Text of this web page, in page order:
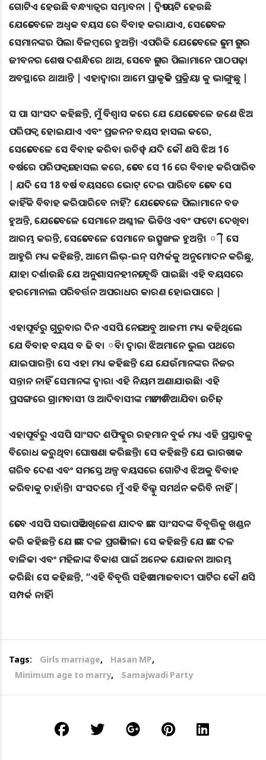
ଗୋଟିଏ ହେଉଛି ବନ୍ଧ୍ୟାତ୍ୱର ସମ୍ଭାବନା | ଦ୍ୱିତୀୟଟି ହେଉଛି
ଯେତେବେଳେ ଅଧ୍ବକ ବୟସ ରେ ବିବାହ କରାଯାଏ, ସେତେବେଳ
ସେମାନଙ୍କର ପିଲା ବିଳମ୍ବରେ ହୁଅନ୍ତି। ଏପରିକି ଯେତେବେଳେ ତୁମେ ତୁମର
ଜୀବନର ଶେଷ ଦଶନ୍ଧିରେ ଥାଅ, ସେବେ ତୁମର ପିଲାମାନେ ପାଠପଢ଼ା
ଅବସ୍ଥାରେ ଥାଆନ୍ତି | ଏହାଦ୍ବାରା ଆମେ ପ୍ରାକୃତିକ ପ୍ରକ୍ରିୟା କୁ ଭାଙ୍ଗୁଛୁ |
ସ ପା ସାଂସଦ କହିଛନ୍ତି, ମୁଁ ବିଶ୍ୱାସ କରେ ଯେ ଯେତେବେଳେ ଜଣେ ଝିଅ
ପରିପକ୍ୱ ହୋଇଯାଏ ଏବଂ ପ୍ରଜନନ ବୟସ ହାସଲ କରେ,
ସେତେବେଳେ ସେ ବିବାହ କରିବା ଉଚିତ୍ | ଯଦି କୌ ଣସି ଝିଅ 16
ବର୍ଷରେ ପରିପକ୍ୱତା ହାସଲ କରେ, ତେବେ ସେ 16 ରେ ବିବାହ କରିପାରିବ
| ଯଦି ସେ 18 ବର୍ଷ ବୟସରେ ଭୋଟ୍ ଦେଇ ପାରିବେ ତେବେ ସେ
କାହିଁକି ବିବାହ କରିପାରିବେ ନାହିଁ? ଯେତେବେଳେ ପିଲାମାନେ ବଡ
ହୁଅନ୍ତି, ଯେତେବେଳେ ସେମାନେ ଅଶ୍ଳୀଳ ଭିଡିଓ ଏବଂ ଫଟୋ ଦେଖିବା
ଆରମ୍ଭ କରନ୍ତି, ସେତେବେଳେ ସେମାନେ ଉତ୍ସୃଙ୍ଖଳ ହୁଅନ୍ତି। ିିିିିିିିିିିି | ସେ
ଆହୁରି ମଧ୍ୟ କହିଛନ୍ତି, ଆମେ ଲିଭ୍-ଇନ୍ ସମ୍ପର୍କକୁ ଅନୁମୋଦନ କରିଛୁ,
ଯାହା ଦର୍ଶାଉଛି ଯେ ଅନୁଶାସନହୀନତା ବୃଦ୍ଧି ପାଇଛି। ଏହି ବୟସରେ
ହରମୋନାଲ ପରିବର୍ତ୍ତନ ଅପରାଧର କାରଣ ହୋଇପାରେ |
ଏହାପୂର୍ବରୁ ଗୁରୁବାର ଦିନ ଏସପି ନେତା ଅବୁ ଆଜମୀ ମଧ୍ୟ କହିଥିଲେ
ଯେ ବିବାହ ବୟସ ବ ଢି ବା ିବା ଦ୍ୱାରା ଝିଅମାନେ ଭୁଲ ପଥରେ
ଯାଇପାରନ୍ତି। ସେ ଏହା ମଧ୍ୟ କହିଛନ୍ତି ଯେ ଯେଉଁମାନଙ୍କର ନିଜର
ସନ୍ତାନ ନାହିଁ ସେମାନଙ୍କ ଦ୍ୱାରା ଏହି ନିୟମ ଅଣାଯାଉଛି। ଏହି
ପ୍ରସଙ୍ଗରେ ଗ୍ରାମବାସୀ ଓ ଆଦିବାସୀଙ୍କ ମତାମତ ନିଆଯିବା ଉଚିତ୍।
ଏହାପୂର୍ବରୁ ଏସପି ସାଂସଦ ଶଫିକ୍କୁର ରହମାନ ବୁର୍କ ମଧ୍ୟ ଏହି ପ୍ରସ୍ତାବକୁ
ବିରୋଧ କରୁଥିବା ଘୋଷଣା କରିଛନ୍ତି। ସେ କହିଛନ୍ତି ଯେ ଭାରତ ଏକ
ଗରିବ ଦେଶ ଏବଂ ସମସ୍ତେ ଅଳ୍ପ ବୟସରେ ଗୋଟିଏ ଝିଅକୁ ବିବାହ
କରିବାକୁ ଚାହାଁନ୍ତି। ସଂସଦରେ ମୁଁ ଏହି ବିଲ୍କୁ ସମର୍ଥନ କରିବି ନାହିଁ |
ତେବେ ଏସପି ସଭାପତି ଅଖିଳେଶ ଯାଦବ ତାଙ୍କ ସାଂସଦଙ୍କ ବିବୃତ୍ତିକୁ ଖଣ୍ଡନ
କରି କହିଛନ୍ତି ଯେ ତାଙ୍କ ଦଳ ପ୍ରଗତିଶୀଳ। ସେ କହିଛନ୍ତି ଯେ ତାଙ୍କ ଦଳ
ବାଳିକା ଏବଂ ମହିଳାଙ୍କ ବିକାଶ ପାଇଁ ଅନେକ ଯୋଜନା ଆରମ୍ଭ
କରିଛି। ସେ କହିଛନ୍ତି, “ଏହି ବିବୃତ୍ତି ସହିତ ସମାଜବାଦୀ ପାର୍ଟିର କୌ ଣସି
ସମ୍ପର୍କ ନାହିଁ।
Tags: Girls marriage, Hasan MP,
Minimum age to marry, Samajwadi Party